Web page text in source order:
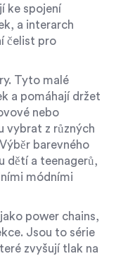
ke spojení
a interarch
čelist pro
Tyto malé
a pomáhají držet
nebo
vybrat z různých
barevného
dětí a teenagerů,
módními
power chains,
Jsou to série
zvyšují tlak na